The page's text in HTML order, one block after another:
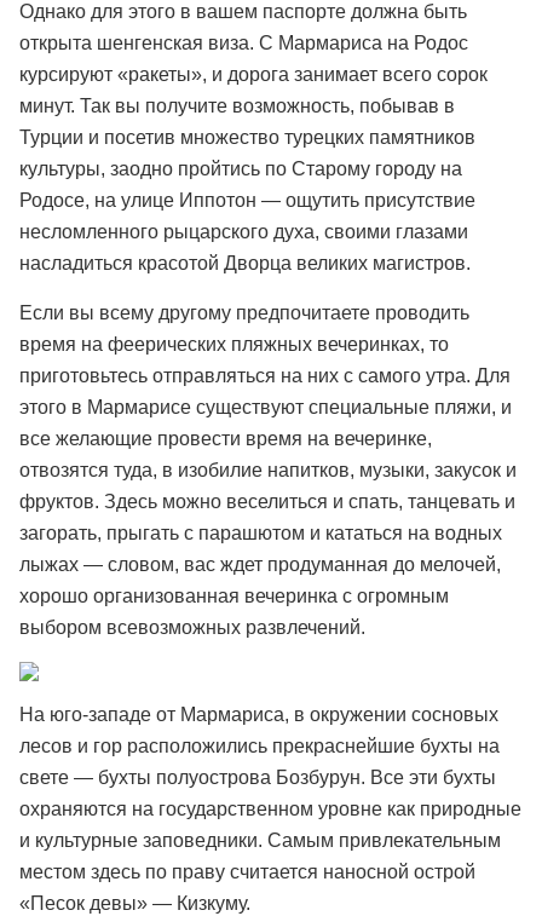
Однако для этого в вашем паспорте должна быть
открыта шенгенская виза. С Мармариса на Родос
курсируют «ракеты», и дорога занимает всего сорок
минут. Так вы получите возможность, побывав в
Турции и посетив множество турецких памятников
культуры, заодно пройтись по Старому городу на
Родосе, на улице Иппотон — ощутить присутствие
несломленного рыцарского духа, своими глазами
насладиться красотой Дворца великих магистров.
Если вы всему другому предпочитаете проводить
время на феерических пляжных вечеринках, то
приготовьтесь отправляться на них с самого утра. Для
этого в Мармарисе существуют специальные пляжи, и
все желающие провести время на вечеринке,
отвозятся туда, в изобилие напитков, музыки, закусок и
фруктов. Здесь можно веселиться и спать, танцевать и
загорать, прыгать с парашютом и кататься на водных
лыжах — словом, вас ждет продуманная до мелочей,
хорошо организованная вечеринка с огромным
выбором всевозможных развлечений.
На юго-западе от Мармариса, в окружении сосновых
лесов и гор расположились прекраснейшие бухты на
свете — бухты полуострова Бозбурун. Все эти бухты
охраняются на государственном уровне как природные
и культурные заповедники. Самым привлекательным
местом здесь по праву считается наносной острой
«Песок девы» — Кизкуму.